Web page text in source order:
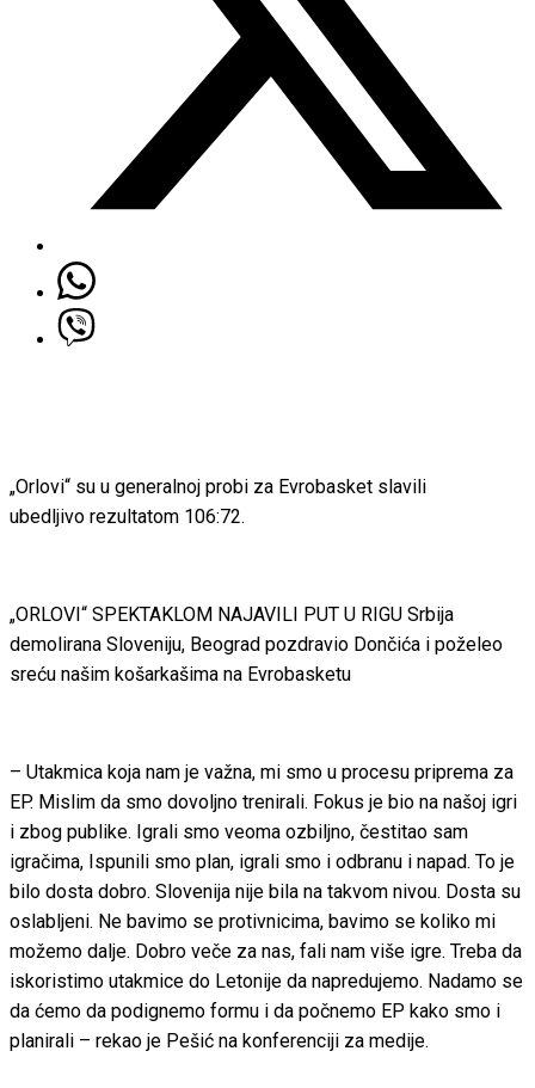
„Orlovi“ su u generalnoj probi za Evrobasket slavili
ubedljivo rezultatom 106:72.
„ORLOVI“ SPEKTAKLOM NAJAVILI PUT U RIGU Srbija
demolirana Sloveniju, Beograd pozdravio Dončića i poželeo
sreću našim košarkašima na Evrobasketu
– Utakmica koja nam je važna, mi smo u procesu priprema za
EP. Mislim da smo dovoljno trenirali. Fokus je bio na našoj igri
i zbog publike. Igrali smo veoma ozbiljno, čestitao sam
igračima, Ispunili smo plan, igrali smo i odbranu i napad. To je
bilo dosta dobro. Slovenija nije bila na takvom nivou. Dosta su
oslabljeni. Ne bavimo se protivnicima, bavimo se koliko mi
možemo dalje. Dobro veče za nas, fali nam više igre. Treba da
iskoristimo utakmice do Letonije da napredujemo. Nadamo se
da ćemo da podignemo formu i da počnemo EP kako smo i
planirali – rekao je Pešić na konferenciji za medije.